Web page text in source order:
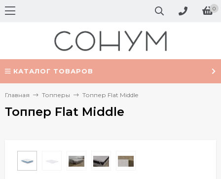
0
КАТАЛОГ ТОВАРОВ
Главная Топперы Топпер Flat Middle
Топпер Flat Middle